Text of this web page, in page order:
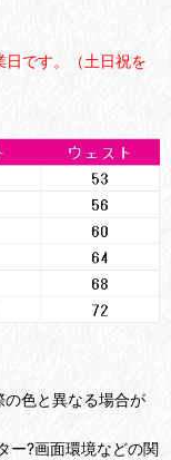
です。（土日祝を
色と異なる場合が
ー?画面環境などの関